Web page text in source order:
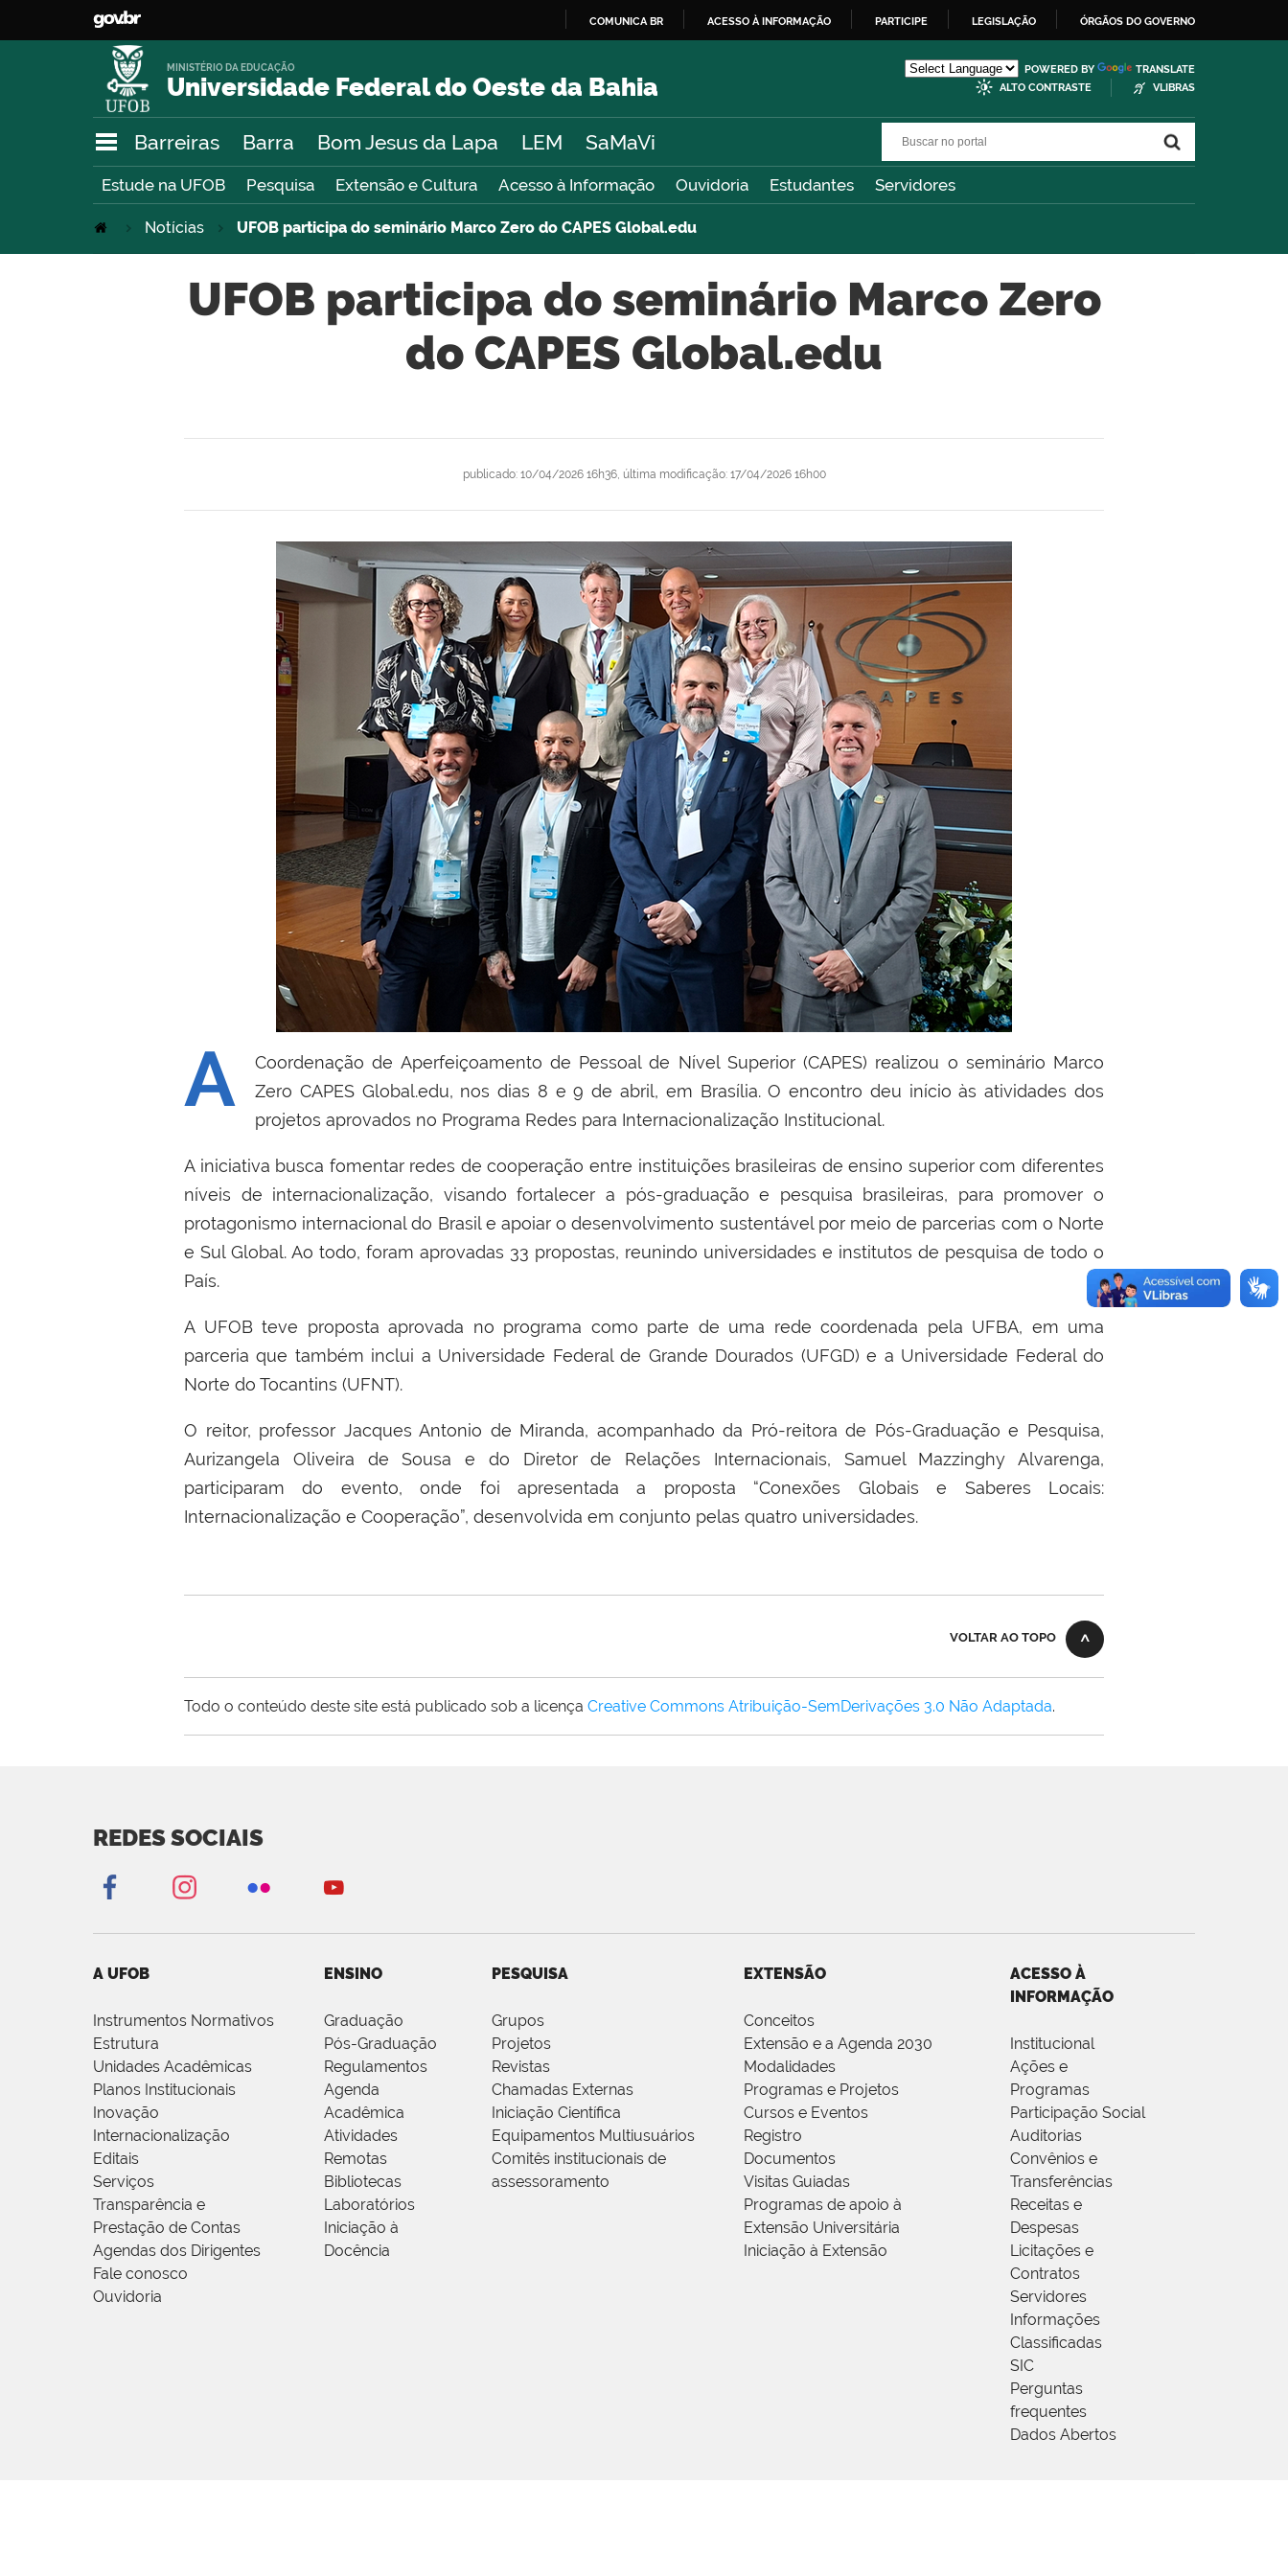
O
COMUNICA BR ACESSO À INFORMAÇÃO PARTICIPE LEGISLAÇÃO ÓRGÃOS DO GOVERNO
Universidade Federal do Oeste da Bahia
MINISTÉRIO DA EDUCAÇÃO POWERED BY
TRANSLATE
ALTO CONTRASTE
VLIBRAS
Barreiras Barra Bom Jesus da Lapa LEM SaMaVi
Estude na UFOB Pesquisa Extensão e Cultura Acesso à Informação Ouvidoria Estudantes Servidores
Notícias UFOB participa do seminário Marco Zero do CAPES Global.edu
UFOB participa do seminário Marco Zero
do CAPES Global.edu
publicado: 10/04/2026 16h36, última modificação: 17/04/2026 16h00
A
Coordenação de Aperfeiçoamento de Pessoal de Nível Superior (CAPES) realizou o seminário Marco
Zero CAPES Global.edu, nos dias 8 e 9 de abril, em Brasília. O encontro deu início às atividades dos
projetos aprovados no Programa Redes para Internacionalização Institucional.
A iniciativa busca fomentar redes de cooperação entre instituições brasileiras de ensino superior com diferentes
níveis de internacionalização, visando fortalecer a pós-graduação e pesquisa brasileiras, para promover o
protagonismo internacional do Brasil e apoiar o desenvolvimento sustentável por meio de parcerias com o Norte
e Sul Global. Ao todo, foram aprovadas 33 propostas, reunindo universidades e institutos de pesquisa de todo o
País.
A UFOB teve proposta aprovada no programa como parte de uma rede coordenada pela UFBA, em uma
parceria que também inclui a Universidade Federal de Grande Dourados (UFGD) e a Universidade Federal do
Norte do Tocantins (UFNT).
O reitor, professor Jacques Antonio de Miranda, acompanhado da Pró-reitora de Pós-Graduação e Pesquisa,
Aurizangela Oliveira de Sousa e do Diretor de Relações Internacionais, Samuel Mazzinghy Alvarenga,
participaram do evento, onde foi apresentada a proposta “Conexões Globais e Saberes Locais:
Internacionalização e Cooperação”, desenvolvida em conjunto pelas quatro universidades.
VOLTAR AO TOPO
Todo o conteúdo deste site está publicado sob a licença Creative Commons Atribuição-SemDerivações 3.0 Não Adaptada.
REDES SOCIAIS
A UFOB
Instrumentos Normativos
Estrutura
Unidades Acadêmicas
Planos Institucionais
Inovação
Internacionalização
Editais
Serviços
Transparência e
Prestação de Contas
Agendas dos Dirigentes
Fale conosco
Ouvidoria
ENSINO
Graduação
Pós-Graduação
Regulamentos
Agenda
Acadêmica
Atividades
Remotas
Bibliotecas
Laboratórios
Iniciação à
Docência
PESQUISA
Grupos
Projetos
Revistas
Chamadas Externas
Iniciação Científica
Equipamentos Multiusuários
Comitês institucionais de
assessoramento
EXTENSÃO
Conceitos
Extensão e a Agenda 2030
Modalidades
Programas e Projetos
Cursos e Eventos
Registro
Documentos
Visitas Guiadas
Programas de apoio à
Extensão Universitária
Iniciação à Extensão
ACESSO À
INFORMAÇÃO
Institucional
Ações e
Programas
Participação Social
Auditorias
Convênios e
Transferências
Receitas e
Despesas
Licitações e
Contratos
Servidores
Informações
Classificadas
SIC
Perguntas
frequentes
Dados Abertos